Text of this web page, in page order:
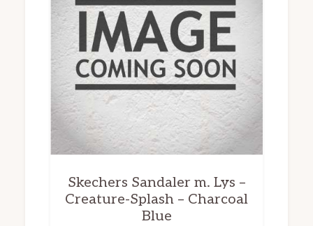
Skechers Sandaler m. Lys –
Creature-Splash – Charcoal
Blue